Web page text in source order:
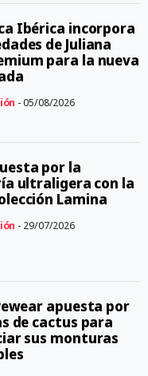
Ibérica incorpora
de Juliana
para la nueva
- 05/08/2026
por la
ultraligera con la
Lamina
- 29/07/2026
apuesta por
de cactus para
sus monturas